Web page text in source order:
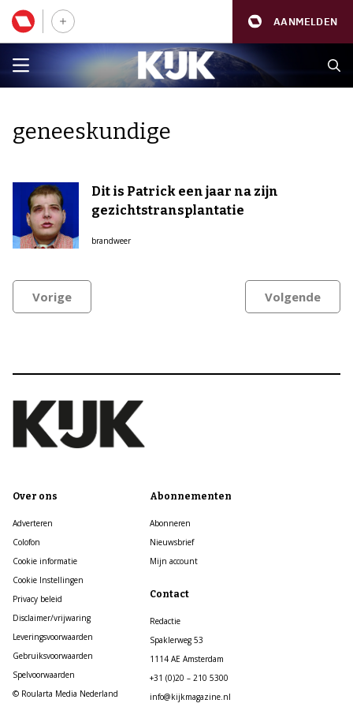
AANMELDEN
geneeskundige
Dit is Patrick een jaar na zijn
gezichtstransplantatie
brandweer
Vorige Volgende
Over ons
Adverteren
Colofon
Cookie informatie
Cookie Instellingen
Privacy beleid
Disclaimer/vrijwaring
Leveringsvoorwaarden
Gebruiksvoorwaarden
Spelvoorwaarden
© Roularta Media Nederland
Abonnementen
Abonneren
Nieuwsbrief
Mijn account
Contact
Redactie
Spaklerweg 53
1114 AE Amsterdam
+31 (0)20 – 210 5300
info@kijkmagazine.nl